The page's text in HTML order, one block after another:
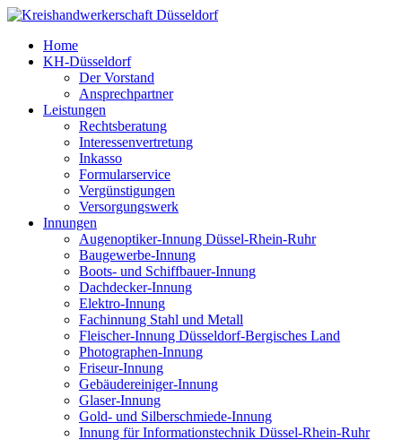
Home
KH-Düsseldorf
Der Vorstand
Ansprechpartner
Leistungen
Rechtsberatung
Interessenvertretung
Inkasso
Formularservice
Vergünstigungen
Versorgungswerk
Innungen
Augenoptiker-Innung Düssel-Rhein-Ruhr
Baugewerbe-Innung
Boots- und Schiffbauer-Innung
Dachdecker-Innung
Elektro-Innung
Fachinnung Stahl und Metall
Fleischer-Innung Düsseldorf-Bergisches Land
Photographen-Innung
Friseur-Innung
Gebäudereiniger-Innung
Glaser-Innung
Gold- und Silberschmiede-Innung
Innung für Informationstechnik Düssel-Rhein-Ruhr